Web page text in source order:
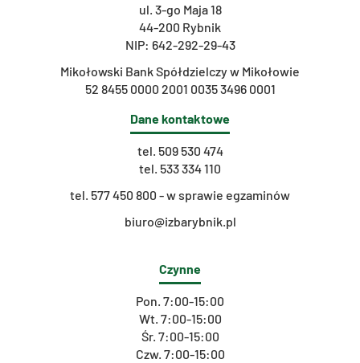
ul. 3-go Maja 18
44-200 Rybnik
NIP: 642-292-29-43
Mikołowski Bank Spółdzielczy w Mikołowie
52 8455 0000 2001 0035 3496 0001
Dane kontaktowe
tel. 509 530 474
tel. 533 334 110
tel. 577 450 800 - w sprawie egzaminów
biuro@izbarybnik.pl
Czynne
Pon. 7:00-15:00
Wt. 7:00-15:00
Śr. 7:00-15:00
Czw. 7:00-15:00